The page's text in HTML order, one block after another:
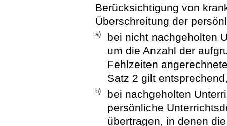
Berücksichtigung von
Überschreitung der
a)
bei nicht nachgeholten
um die Anzahl der
Fehlzeiten
Satz 2 gilt
b)
bei nachgeholten
persönliche
übertragen, in denen